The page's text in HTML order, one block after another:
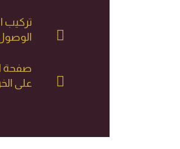
تركيب
صفحة
على